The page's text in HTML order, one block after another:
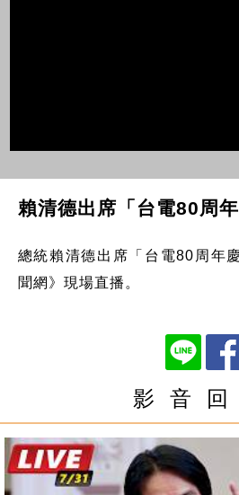
賴清德出席「台電80周年
總統賴清德出席「台電80周年
聞網》現場直播。
影 音 回